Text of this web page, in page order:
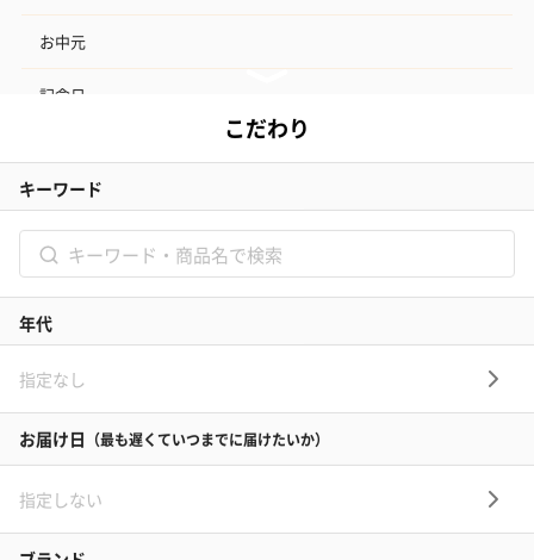
お中元
記念日
お礼
結婚内祝い
出産内祝い
その他のシーン
ご利用ガイド
ヘルプ・お問い合わせ